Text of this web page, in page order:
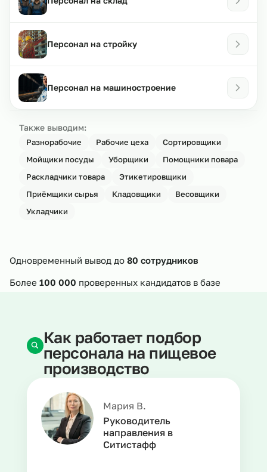
Персонал на стройку
Персонал на машиностроение
Также выводим:
Разнорабочие Рабочие цеха
Сортировщики
Мойщики посуды
Уборщики
Помощники повара
Раскладчики товара
Этикетировщики
Приёмщики сырья
Кладовщики
Весовщики
Укладчики
Одновременный вывод до 80 сотрудников
Более 100 000 проверенных кандидатов в базе
Мария В.
Руководитель
направления в
Ситистафф
Как работает подбор
персонала на пищевое
производство